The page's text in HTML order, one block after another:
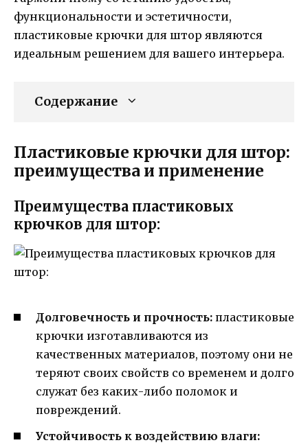
функциональности и эстетичности,
пластиковые крючки для штор являются
идеальным решением для вашего интерьера.
Содержание
Пластиковые крючки для штор:
преимущества и применение
Преимущества пластиковых
крючков для штор:
Долговечность и прочность: пластиковые
крючки изготавливаются из
качественных материалов, поэтому они не
теряют своих свойств со временем и долго
служат без каких-либо поломок и
повреждений.
Устойчивость к воздействию влаги: